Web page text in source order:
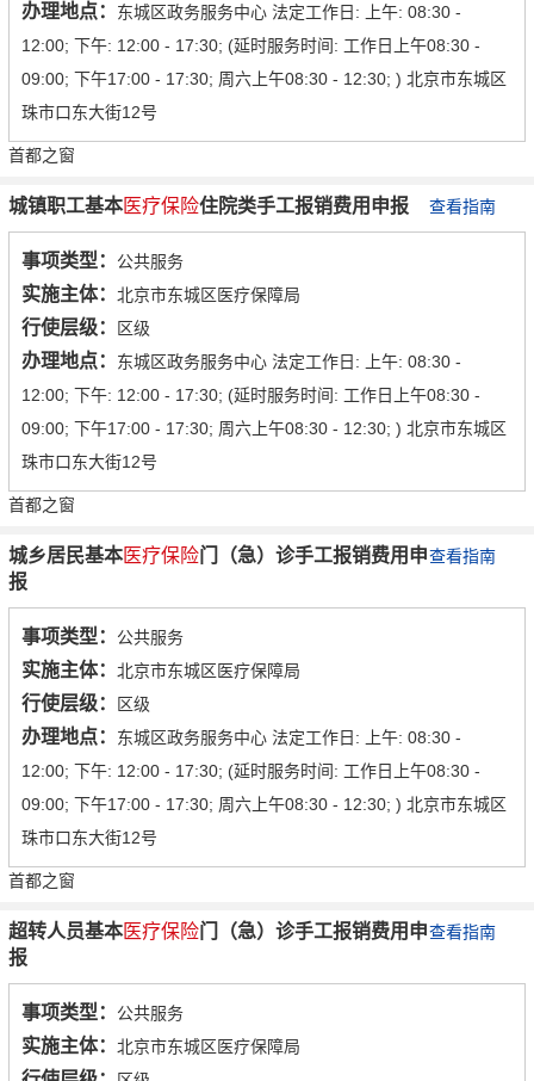
办理地点： 东城区政务服务中心 法定工作日: 上午: 08:30 -
12:00; 下午: 12:00 - 17:30; (延时服务时间: 工作日上午08:30 -
09:00; 下午17:00 - 17:30; 周六上午08:30 - 12:30; ) 北京市东城区
珠市口东大街12号
首都之窗
查看指南
城镇职工基本医疗保险住院类手工报销费用申报
事项类型： 公共服务
实施主体： 北京市东城区医疗保障局
行使层级： 区级
办理地点： 东城区政务服务中心 法定工作日: 上午: 08:30 -
12:00; 下午: 12:00 - 17:30; (延时服务时间: 工作日上午08:30 -
09:00; 下午17:00 - 17:30; 周六上午08:30 - 12:30; ) 北京市东城区
珠市口东大街12号
首都之窗
查看指南
城乡居民基本医疗保险门（急）诊手工报销费用申
报
事项类型： 公共服务
实施主体： 北京市东城区医疗保障局
行使层级： 区级
办理地点： 东城区政务服务中心 法定工作日: 上午: 08:30 -
12:00; 下午: 12:00 - 17:30; (延时服务时间: 工作日上午08:30 -
09:00; 下午17:00 - 17:30; 周六上午08:30 - 12:30; ) 北京市东城区
珠市口东大街12号
首都之窗
查看指南
超转人员基本医疗保险门（急）诊手工报销费用申
报
事项类型： 公共服务
实施主体： 北京市东城区医疗保障局